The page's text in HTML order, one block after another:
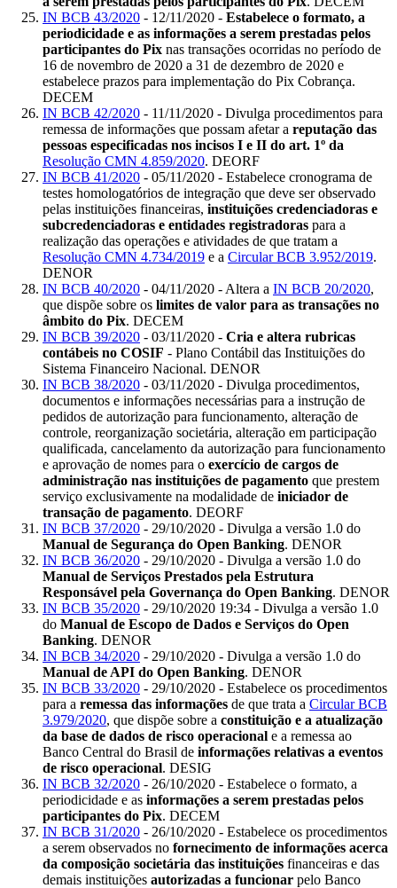
IN BCB 43/2020 - 12/11/2020 - Estabelece o formato, a
periodicidade e as informações a serem prestadas pelos
participantes do Pix nas transações ocorridas no período de
16 de novembro de 2020 a 31 de dezembro de 2020 e
estabelece prazos para implementação do Pix Cobrança.
DECEM
IN BCB 42/2020 - 11/11/2020 - Divulga procedimentos para
remessa de informações que possam afetar a reputação das
pessoas especificadas nos incisos I e II do art. 1º da
Resolução CMN 4.859/2020. DEORF
IN BCB 41/2020 - 05/11/2020 - Estabelece cronograma de
testes homologatórios de integração que deve ser observado
pelas instituições financeiras, instituições credenciadoras e
subcredenciadoras e entidades registradoras para a
realização das operações e atividades de que tratam a
Resolução CMN 4.734/2019 e a Circular BCB 3.952/2019.
DENOR
IN BCB 40/2020 - 04/11/2020 - Altera a IN BCB 20/2020,
que dispõe sobre os limites de valor para as transações no
âmbito do Pix. DECEM
IN BCB 39/2020 - 03/11/2020 - Cria e altera rubricas
contábeis no COSIF - Plano Contábil das Instituições do
Sistema Financeiro Nacional. DENOR
IN BCB 38/2020 - 03/11/2020 - Divulga procedimentos,
documentos e informações necessárias para a instrução de
pedidos de autorização para funcionamento, alteração de
controle, reorganização societária, alteração em participação
qualificada, cancelamento da autorização para funcionamento
e aprovação de nomes para o exercício de cargos de
administração nas instituições de pagamento que prestem
serviço exclusivamente na modalidade de iniciador de
transação de pagamento. DEORF
IN BCB 37/2020 - 29/10/2020 - Divulga a versão 1.0 do
Manual de Segurança do Open Banking. DENOR
IN BCB 36/2020 - 29/10/2020 - Divulga a versão 1.0 do
Manual de Serviços Prestados pela Estrutura
Responsável pela Governança do Open Banking. DENOR
IN BCB 35/2020 - 29/10/2020 19:34 - Divulga a versão 1.0
do Manual de Escopo de Dados e Serviços do Open
Banking. DENOR
IN BCB 34/2020 - 29/10/2020 - Divulga a versão 1.0 do
Manual de API do Open Banking. DENOR
IN BCB 33/2020 - 29/10/2020 - Estabelece os procedimentos
para a remessa das informações de que trata a Circular BCB
3.979/2020, que dispõe sobre a constituição e a atualização
da base de dados de risco operacional e a remessa ao
Banco Central do Brasil de informações relativas a eventos
de risco operacional. DESIG
IN BCB 32/2020 - 26/10/2020 - Estabelece o formato, a
periodicidade e as informações a serem prestadas pelos
participantes do Pix. DECEM
IN BCB 31/2020 - 26/10/2020 - Estabelece os procedimentos
a serem observados no fornecimento de informações acerca
da composição societária das instituições financeiras e das
demais instituições autorizadas a funcionar pelo Banco